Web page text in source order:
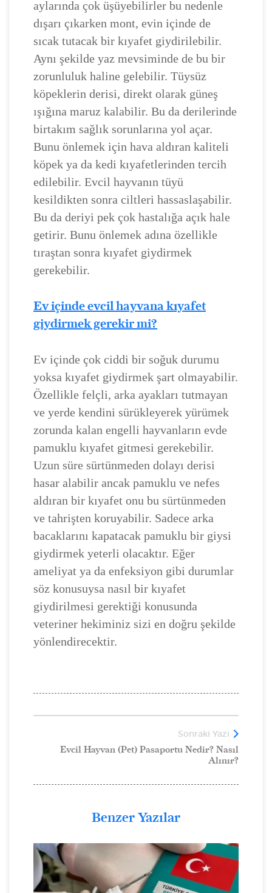
aylarında çok üşüyebilirler bu nedenle
dışarı çıkarken mont, evin içinde de
sıcak tutacak bir kıyafet giydirilebilir.
Aynı şekilde yaz mevsiminde de bu bir
zorunluluk haline gelebilir. Tüysüz
köpeklerin derisi, direkt olarak güneş
ışığına maruz kalabilir. Bu da derilerinde
birtakım sağlık sorunlarına yol açar.
Bunu önlemek için hava aldıran kaliteli
köpek ya da kedi kıyafetlerinden tercih
edilebilir. Evcil hayvanın tüyü
kesildikten sonra ciltleri hassaslaşabilir.
Bu da deriyi pek çok hastalığa açık hale
getirir. Bunu önlemek adına özellikle
tıraştan sonra kıyafet giydirmek
gerekebilir.
Ev içinde evcil hayvana kıyafet
giydirmek gerekir mi?
Ev içinde çok ciddi bir soğuk durumu
yoksa kıyafet giydirmek şart olmayabilir.
Özellikle felçli, arka ayakları tutmayan
ve yerde kendini sürükleyerek yürümek
zorunda kalan engelli hayvanların evde
pamuklu kıyafet gitmesi gerekebilir.
Uzun süre sürtünmeden dolayı derisi
hasar alabilir ancak pamuklu ve nefes
aldıran bir kıyafet onu bu sürtünmeden
ve tahrişten koruyabilir. Sadece arka
bacaklarını kapatacak pamuklu bir giysi
giydirmek yeterli olacaktır. Eğer
ameliyat ya da enfeksiyon gibi durumlar
söz konusuysa nasıl bir kıyafet
giydirilmesi gerektiği konusunda
veteriner hekiminiz sizi en doğru şekilde
yönlendirecektir.
Sonraki Yazı
Evcil Hayvan (Pet) Pasaportu Nedir? Nasıl
Alınır?
Benzer Yazılar